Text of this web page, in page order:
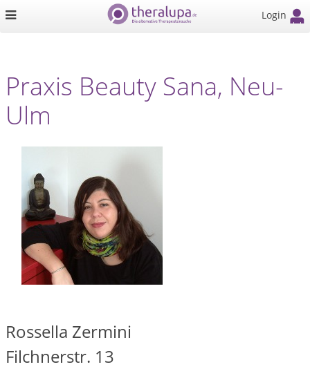
Login
Praxis Beauty Sana, Neu-
Ulm
Rossella Zermini
Filchnerstr. 13